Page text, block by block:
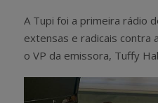
A Tupi foi a primeira rádio
extensas e radicais contra
o VP da emissora, Tuffy